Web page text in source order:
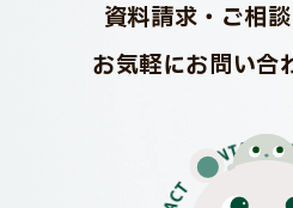
資料請求・ご相
お気軽にお問い合